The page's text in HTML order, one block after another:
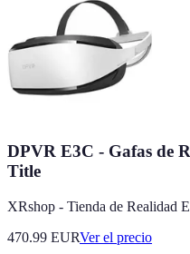
DPVR E3C - Gafas de
Title
XRshop - Tienda de Realidad
470.99 EURVer el precio